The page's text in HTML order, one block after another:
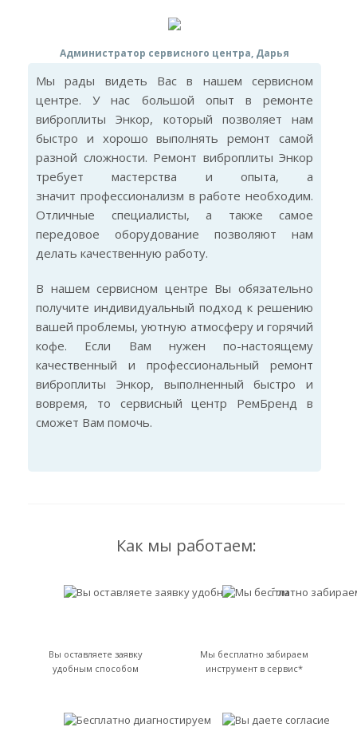
Администратор сервисного центра, Дарья
Мы рады видеть Вас в нашем сервисном
центре. У нас большой опыт в ремонте
виброплиты Энкор, который позволяет нам
быстро и хорошо выполнять ремонт самой
разной сложности. Ремонт виброплиты Энкор
требует мастерства и опыта, а
значит профессионализм в работе необходим.
Отличные специалисты, а также самое
передовое оборудование позволяют нам
делать качественную работу.
В нашем сервисном центре Вы обязательно
получите индивидуальный подход к решению
вашей проблемы, уютную атмосферу и горячий
кофе. Если Вам нужен по-настоящему
качественный и профессиональный ремонт
виброплиты Энкор, выполненный быстро и
вовремя, то сервисный центр РемБренд в
сможет Вам помочь.
Как мы работаем:
Вы оставляете заявку
удобным способом
Мы бесплатно забираем
инструмент в сервис*